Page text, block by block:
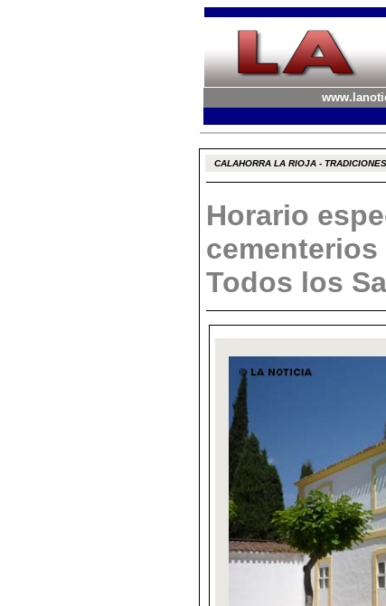
CALAHORRA LA RIOJA - TRADICIONES
Horario
cementerios
Todos los